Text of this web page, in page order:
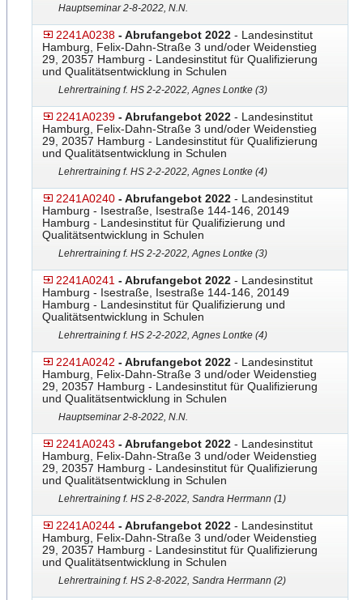
Hauptseminar 2-8-2022, N.N.
2241A0238 - Abrufangebot 2022 - Landesinstitut
Hamburg, Felix-Dahn-Straße 3 und/oder Weidenstieg
29, 20357 Hamburg - Landesinstitut für Qualifizierung
und Qualitätsentwicklung in Schulen
Lehrertraining f. HS 2-2-2022, Agnes Lontke (3)
2241A0239 - Abrufangebot 2022 - Landesinstitut
Hamburg, Felix-Dahn-Straße 3 und/oder Weidenstieg
29, 20357 Hamburg - Landesinstitut für Qualifizierung
und Qualitätsentwicklung in Schulen
Lehrertraining f. HS 2-2-2022, Agnes Lontke (4)
2241A0240 - Abrufangebot 2022 - Landesinstitut
Hamburg - Isestraße, Isestraße 144-146, 20149
Hamburg - Landesinstitut für Qualifizierung und
Qualitätsentwicklung in Schulen
Lehrertraining f. HS 2-2-2022, Agnes Lontke (3)
2241A0241 - Abrufangebot 2022 - Landesinstitut
Hamburg - Isestraße, Isestraße 144-146, 20149
Hamburg - Landesinstitut für Qualifizierung und
Qualitätsentwicklung in Schulen
Lehrertraining f. HS 2-2-2022, Agnes Lontke (4)
2241A0242 - Abrufangebot 2022 - Landesinstitut
Hamburg, Felix-Dahn-Straße 3 und/oder Weidenstieg
29, 20357 Hamburg - Landesinstitut für Qualifizierung
und Qualitätsentwicklung in Schulen
Hauptseminar 2-8-2022, N.N.
2241A0243 - Abrufangebot 2022 - Landesinstitut
Hamburg, Felix-Dahn-Straße 3 und/oder Weidenstieg
29, 20357 Hamburg - Landesinstitut für Qualifizierung
und Qualitätsentwicklung in Schulen
Lehrertraining f. HS 2-8-2022, Sandra Herrmann (1)
2241A0244 - Abrufangebot 2022 - Landesinstitut
Hamburg, Felix-Dahn-Straße 3 und/oder Weidenstieg
29, 20357 Hamburg - Landesinstitut für Qualifizierung
und Qualitätsentwicklung in Schulen
Lehrertraining f. HS 2-8-2022, Sandra Herrmann (2)